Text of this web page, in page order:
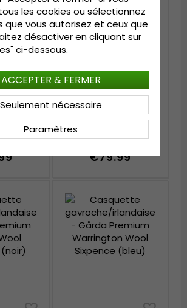
-
Kirkby
Casquette
gavroche/irlandaise -
Gårda Premium Kirkby
€79.99
les cookies ou sélectionnez
que vous autorisez et ceux que
désactiver en cliquant sur
ci-dessous.
Paramètres
Seulement nécessaire
ACCEPTER & FERMER